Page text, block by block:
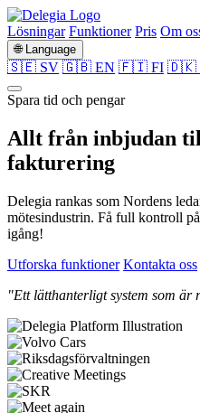
Lösningar Funktioner Pris Om
🌐 Language
🇸🇪 SV 🇬🇧 EN 🇫🇮 FI 🇩🇰
Spara tid och pengar
Allt från inbjudan
fakturering
Delegia rankas som Nordens
mötesindustrin. Få full kontroll
igång!
Utforska funktioner Kontakta oss
"Ett lätthanterligt system som är